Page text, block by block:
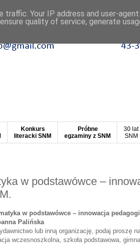
Konkurs
literacki SNM
Próbne
egzaminy z SNM
30 lat
SNM
w podstawówce –
w podstawówce – innowacja
Palińska
lub inną organizację, podaj proszę
wczesnoszkolna, szkoła podstawowa,
Your IP address and user-agent
quality of service, generate